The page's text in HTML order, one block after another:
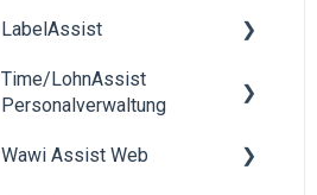
Nexi-Geräte
Wallle-Geräte
Angebote
Bestellungen
Rezeptverwaltung
smartScale
LabelAssist
Allgemein
Time/LohnAssist
Personalverwaltung
Allgemein
Wawi Assist Web